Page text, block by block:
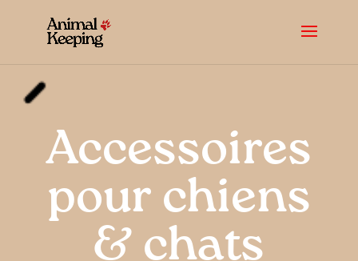
Accessoires
pour chiens
& chats